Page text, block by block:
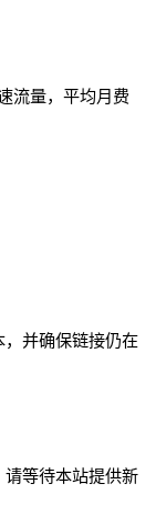
流量，平均月费
并确保链接仍在
等待本站提供新